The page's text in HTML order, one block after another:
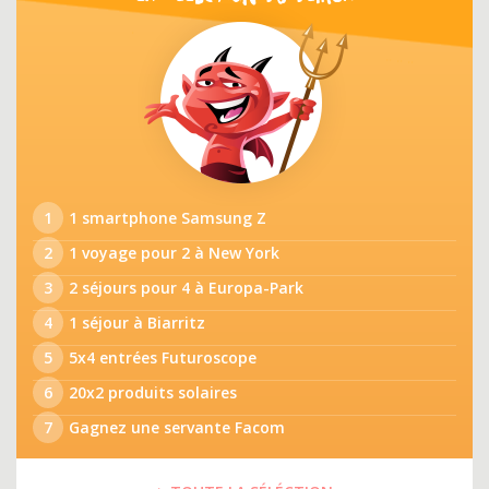
1
1 smartphone Samsung Z
2
1 voyage pour 2 à New York
3
2 séjours pour 4 à Europa-Park
4
1 séjour à Biarritz
5
5x4 entrées Futuroscope
6
20x2 produits solaires
7
Gagnez une servante Facom